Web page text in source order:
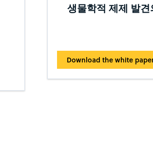
생물학적 제제 발견
Download the white